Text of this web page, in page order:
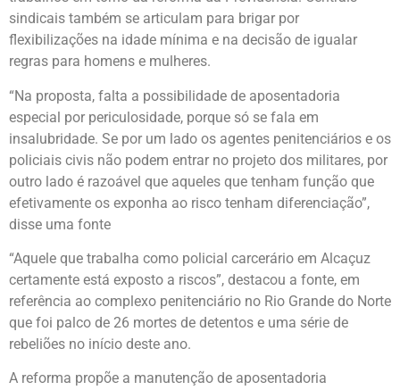
sindicais também se articulam para brigar por
flexibilizações na idade mínima e na decisão de igualar
regras para homens e mulheres.
“Na proposta, falta a possibilidade de aposentadoria
especial por periculosidade, porque só se fala em
insalubridade. Se por um lado os agentes penitenciários e os
policiais civis não podem entrar no projeto dos militares, por
outro lado é razoável que aqueles que tenham função que
efetivamente os exponha ao risco tenham diferenciação”,
disse uma fonte
“Aquele que trabalha como policial carcerário em Alcaçuz
certamente está exposto a riscos”, destacou a fonte, em
referência ao complexo penitenciário no Rio Grande do Norte
que foi palco de 26 mortes de detentos e uma série de
rebeliões no início deste ano.
A reforma propõe a manutenção de aposentadoria